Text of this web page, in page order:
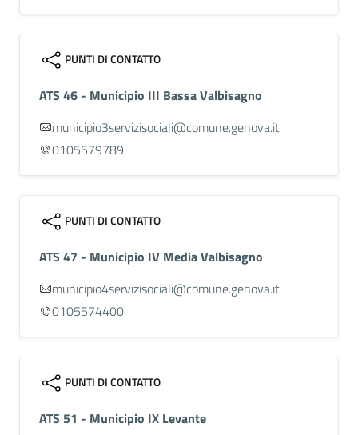
PUNTI DI CONTATTO
ATS 46 - Municipio III Bassa Valbisagno
municipio3servizisociali@comune.genova.it
0105579789
PUNTI DI CONTATTO
ATS 47 - Municipio IV Media Valbisagno
municipio4servizisociali@comune.genova.it
0105574400
PUNTI DI CONTATTO
ATS 51 - Municipio IX Levante